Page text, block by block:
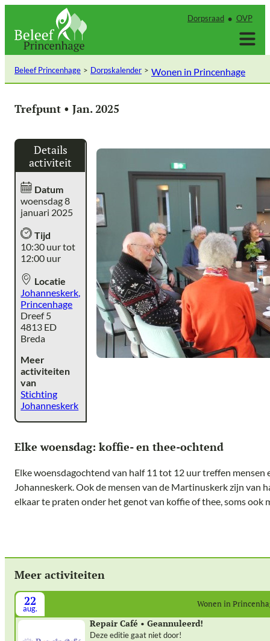
inhoud
Dorpsraad OVP
Beleef Princenhage Dorpskalender Wonen in Princenhage
Trefpunt • Jan. 2025
Details
activiteit
Datum
woensdag 8
januari 2025
Tijd
10:30 uur tot
12:00 uur
Locatie
Johanneskerk,
Princenhage
Dreef 5
4813 ED
Breda
Meer
activiteiten
van
Stichting
Johanneskerk
Elke woensdag: koffie- en thee-ochtend
Elke woensdagochtend van half 11 tot 12 uur treffen mensen
Johanneskerk. Ook de mensen van de Martinuskerk zijn van
elkaar te praten onder het genot van koffie of thee, soms ook
Meer activiteiten
22
aug. Wonen in
Repair Café • Geannuleerd!
Deze editie gaat niet door!